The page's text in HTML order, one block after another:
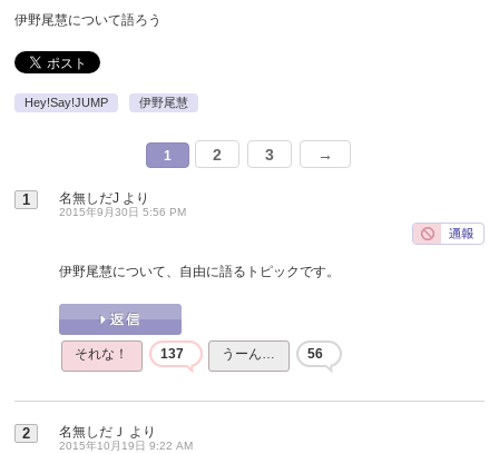
伊野尾慧について語ろう
Hey!Say!JUMP 伊野尾慧
1 2 3 →
1 名無しだJ より
2015年9月30日 5:56 PM
伊野尾慧について、自由に語るトピックです。
それな！ 137 うーん… 56
2 名無しだＪ より
2015年10月19日 9:22 AM